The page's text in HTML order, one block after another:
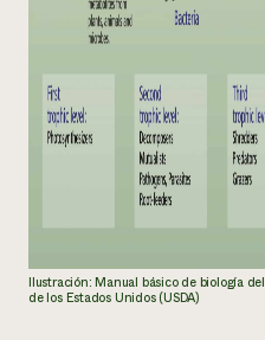
Ilustración: Manual básico de biología
de los Estados Unidos (USDA)